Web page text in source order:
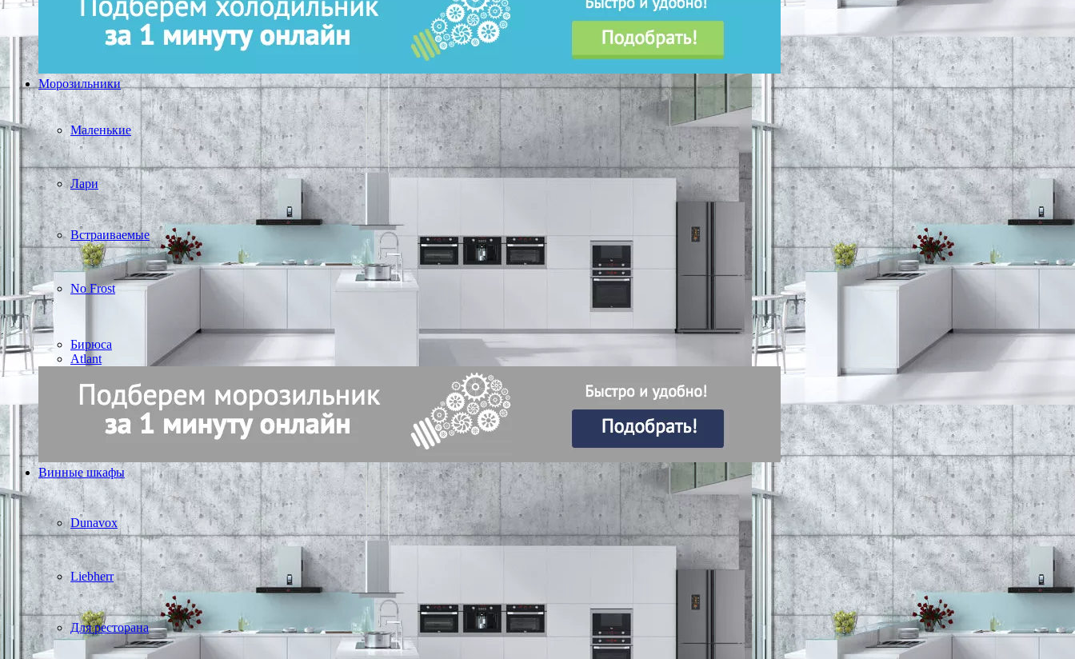
Морозильники
Маленькие
Лари
Встраиваемые
No Frost
Бирюса
Atlant
Винные шкафы
Dunavox
Liebherr
Для ресторана